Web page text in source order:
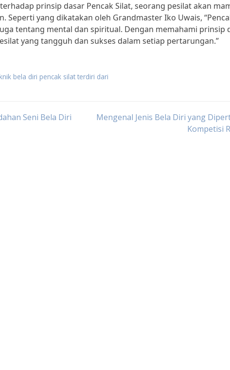
prinsip dasar Pencak Silat, seorang pesilat akan
Seperti yang dikatakan oleh Grandmaster Iko Uwais,
tentang mental dan spiritual. Dengan memahami prinsip
yang tangguh dan sukses dalam setiap pertarungan.”
bela diri pencak silat terdiri dari
Seni Bela Diri
Mengenal Jenis Bela Diri yang
Kompetisi